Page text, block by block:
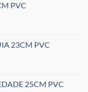
PVC
23CM PVC
25CM PVC